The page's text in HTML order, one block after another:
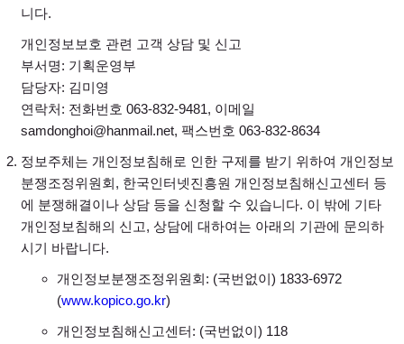
니다.
개인정보보호 관련 고객 상담 및 신고
부서명: 기획운영부
담당자: 김미영
연락처: 전화번호 063-832-9481, 이메일
samdonghoi@hanmail.net, 팩스번호 063-832-8634
정보주체는 개인정보침해로 인한 구제를 받기 위하여 개인정보
분쟁조정위원회, 한국인터넷진흥원 개인정보침해신고센터 등
에 분쟁해결이나 상담 등을 신청할 수 있습니다. 이 밖에 기타
개인정보침해의 신고, 상담에 대하여는 아래의 기관에 문의하
시기 바랍니다.
개인정보분쟁조정위원회: (국번없이) 1833-6972
(www.kopico.go.kr)
개인정보침해신고센터: (국번없이) 118